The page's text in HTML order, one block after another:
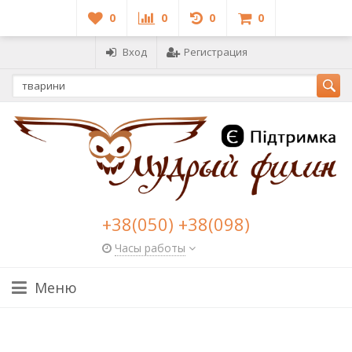
0 0 0 0
Вход Регистрация
+38(050) +38(098)
Часы работы
Меню